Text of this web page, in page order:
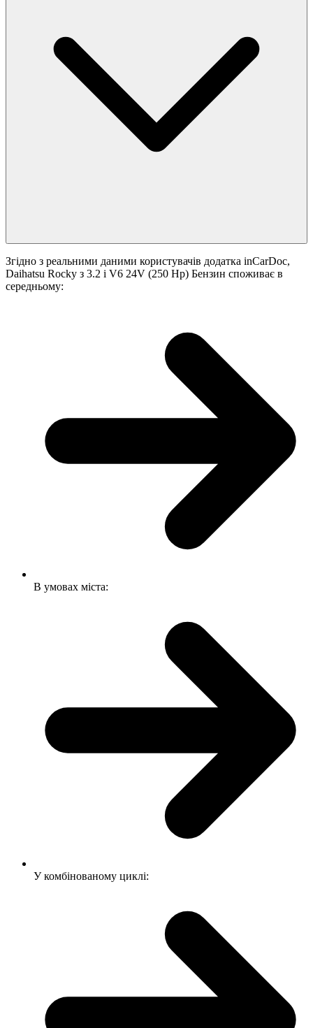
Згідно з реальними даними користувачів додатка inCarDoc,
Daihatsu Rocky з 3.2 i V6 24V (250 Hp) Бензин споживає в
середньому:
В умовах міста:
У комбінованому циклі: